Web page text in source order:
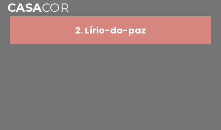
2. Lírio-da-paz
CASACOR